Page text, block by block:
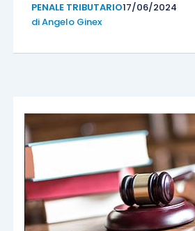
PENALE TRIBUTARIO17/06/2024
diAngelo Ginex